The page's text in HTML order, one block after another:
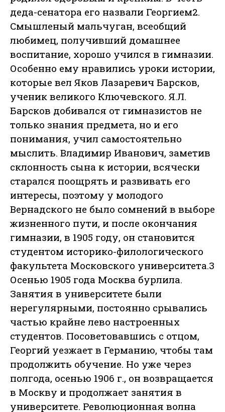
деда-сенатора его назвали Георгием2.
Смышленый мальчуган, всеобщий
любимец, получивший домашнее
воспитание, хорошо учился в гимназии.
Особенно ему нравились уроки истории,
которые вел Яков Лазаревич Барсков,
ученик великого Ключевского. Я.Л.
Барсков добивался от гимназистов не
только знания предмета, но и его
понимания, учил самостоятельно
мыслить. Владимир Иванович, заметив
склонность сына к истории, всячески
старался поощрять и развивать его
интересы, поэтому у молодого
Вернадского не было сомнений в выборе
жизненного пути, и после окончания
гимназии, в 1905 году, он становится
студентом историко-филологического
факультета Московского университета.3
Осенью 1905 года Москва бурлила.
Занятия в университете были
нерегулярными, постоянно срывались
частью крайне лево настроенных
студентов. Посоветовавшись с отцом,
Георгий уезжает в Германию, чтобы там
продолжить обучение. Но уже через
полгода, осенью 1906 г., он возвращается
в Москву и продолжает занятия в
университете. Революционная волна